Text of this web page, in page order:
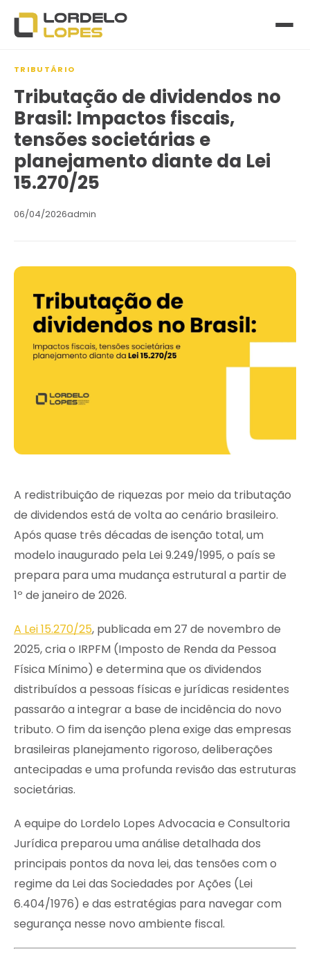
TRIBUTÁRIO
Tributação de dividendos no
Brasil: Impactos fiscais,
tensões societárias e
planejamento diante da Lei
15.270/25
06/04/2026admin
A redistribuição de riquezas por meio da tributação
de dividendos está de volta ao cenário brasileiro.
Após quase três décadas de isenção total, um
modelo inaugurado pela Lei 9.249/1995, o país se
prepara para uma mudança estrutural a partir de
1º de janeiro de 2026.
A Lei 15.270/25, publicada em 27 de novembro de
2025, cria o IRPFM (Imposto de Renda da Pessoa
Física Mínimo) e determina que os dividendos
distribuídos a pessoas físicas e jurídicas residentes
passarão a integrar a base de incidência do novo
tributo. O fim da isenção plena exige das empresas
brasileiras planejamento rigoroso, deliberações
antecipadas e uma profunda revisão das estruturas
societárias.
A equipe do Lordelo Lopes Advocacia e Consultoria
Jurídica preparou uma análise detalhada dos
principais pontos da nova lei, das tensões com o
regime da Lei das Sociedades por Ações (Lei
6.404/1976) e das estratégias para navegar com
segurança nesse novo ambiente fiscal.